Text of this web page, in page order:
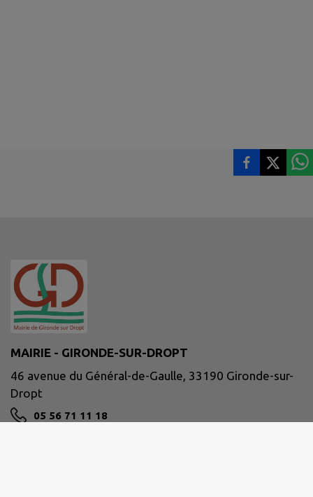
MAIRIE - GIRONDE-SUR-DROPT
46 avenue du Général-de-Gaulle, 33190 Gironde-sur-
Dropt
05 56 71 11 18